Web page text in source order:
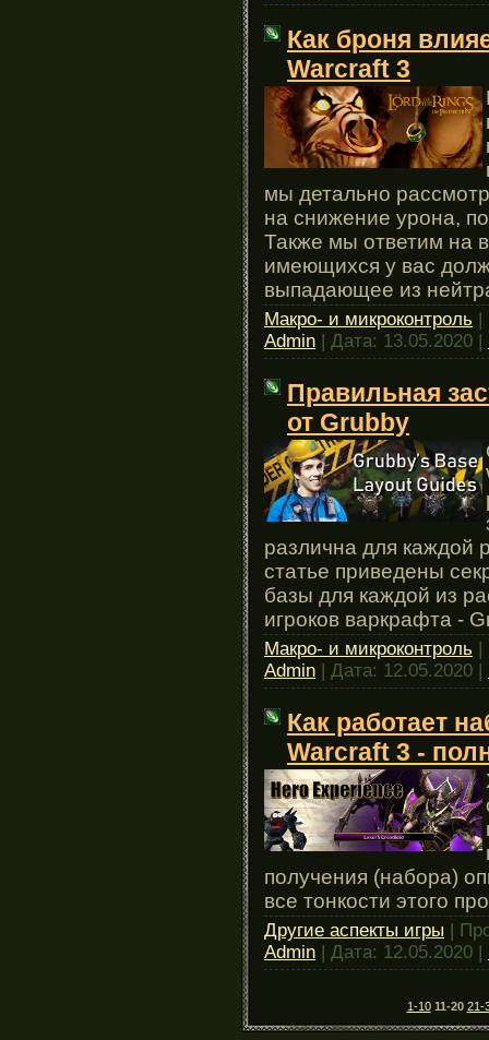
Как броня
Warcraft 3
мы детально
на снижение урона,
Также мы ответим на
имеющихся у вас
выпадающее из
Макро- и микроконтроль
Admin | Дата: 13.05.2020
Правильная
от Grubby
различна для каждой
статье приведены
базы для каждой из
игроков варкрафта -
Макро- и микроконтроль
Admin | Дата: 12.05.2020
Как работает
Warcraft 3 -
получения (набора)
все тонкости этого
Другие аспекты игры |
Admin | Дата: 12.05.2020
1-10 11-20 21-